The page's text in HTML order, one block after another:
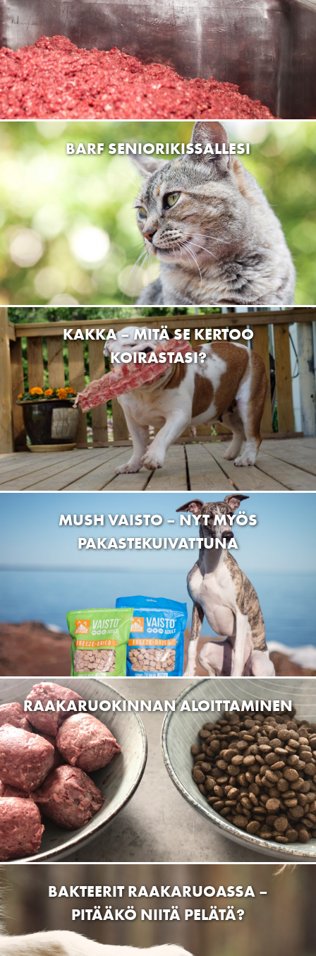
Eläintarvike Lysti Mäntsälä
Lahdentie 27, Mäntsälä, Suomi
Ketunkullan Hyvinvointi Oy
Vernerintie 1 as 5, KirkkonummiMasala, Finland
DOGMAN & FRIENDS KAAKKURI OULU
Pesätie 3, 90420 Oulu, Finland
Tmi Sanna Ketomäki
Kylmäojantie 12, 40660 Jyväskylä, Finland
Xanagitrim Tmi
Aittakuja 3, 02430 KirkkonummiMasala, Finland
Pörrö Design
Kulkuripellontie 1, 21420 Lieto, Finland
Pet No 1, Hämeenlinnan
Wartiamäentie 2, 13130 Hämeenlinna, Finland
VK STORE OY
Hallituskatu 24, 35800 Mänttä-Vilppula, Finland
Lemmikkitarvike Bestikset
Joensuuntie 14, 31400 Somero, Suomi
Hankkija Somero
31400 Somero, Suomi
LEMMIKKISIRKUS
Häyrisentie 4, 76100 Pieksämäki, Suomi
Dogman and Friends Lahti
Eräkolmio
Lamminraitti 25, 16900 Lammi, Finland
Dogman and Friends Raisio
Itäniityntie 16, Raisio, Suomi
Lempimurre Oy
Kauppakatu 20, 78200 Varkaus, Suomi
Peten Koiratarvike Oulu
Kaakkurinkulma 4, 90420 Oulu, Suomi
Dogman and Friends Kaari
Kantelettarentie 1, 00420 Helsinki, Suomi
Hunddagis Doggis
Tassuniityn Koirahoitola
56550 Niska-Pietilä, Suomi
BARF SENIORIKISSALLESI
KAKKA – MITÄ SE KERTOO
KOIRASTASI?
MUSH VAISTO – NYT MYÖS
PAKASTEKUIVATTUNA
RAAKARUOKINNAN ALOITTAMINEN
BAKTEERIT RAAKARUOASSA –
PITÄÄKÖ NIITÄ PELÄTÄ?